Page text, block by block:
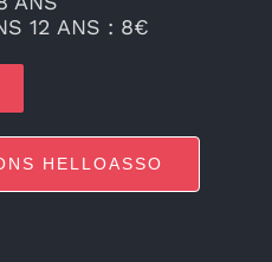
12 ANS : 8€
HELLOASSO